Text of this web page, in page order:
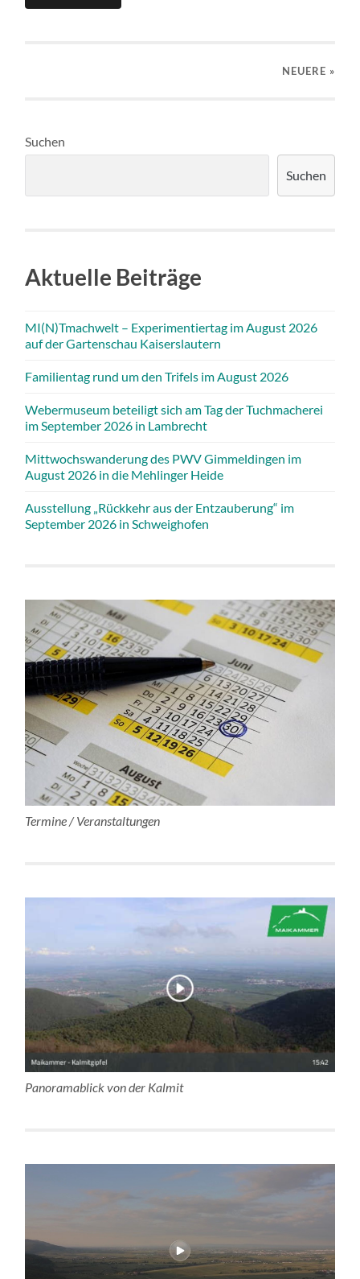
NEUERE »
Suchen
Suchen
Aktuelle Beiträge
MI(N)Tmachwelt – Experimentiertag im August 2026
auf der Gartenschau Kaiserslautern
Familientag rund um den Trifels im August 2026
Webermuseum beteiligt sich am Tag der Tuchmacherei
im September 2026 in Lambrecht
Mittwochswanderung des PWV Gimmeldingen im
August 2026 in die Mehlinger Heide
Ausstellung „Rückkehr aus der Entzauberung“ im
September 2026 in Schweighofen
Termine / Veranstaltungen
Panoramablick von der Kalmit